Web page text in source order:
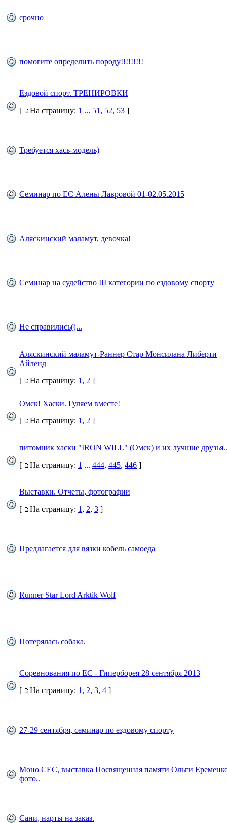
срочно
помогите определить породу!!!!!!!!!
Ездовой спорт. ТРЕНИРОВКИ
[
На страницу: 1 ... 51 , 52, 53 ]
Требуется хась-модель)
Семинар по ЕС Алены Лавровой 01-02.05.2015
Аляскинский маламут, девочка!
Семинар на судейство III категории по ездовому спорту
Не справились((...
Аляскинский маламут-Раннер Стар Монсилана Либерти
Айленд
[
На страницу: 1 , 2 ]
Омск! Хаски. Гуляем вместе!
[
На страницу: 1 , 2 ]
питомник хаски "IRON WILL" (Омск) и их лучшие
[
На страницу: 1 ... 444, 445, 446 ]
Выставки. Отчеты, фотографии
[
На страницу: 1 , 2, 3 ]
Предлагается для вязки кобель самоеда
Runner Star Lord Arktik Wolf
Потерялась собака.
Соревнования по ЕС - Гиперборея 28 сентября 2013
[
На страницу: 1 , 2, 3, 4 ]
27-29 сентября, семинар по ездовому спорту
Моно СЕС, выставка Посвященная памяти Ольги
фото..
Сани, нарты на заказ.